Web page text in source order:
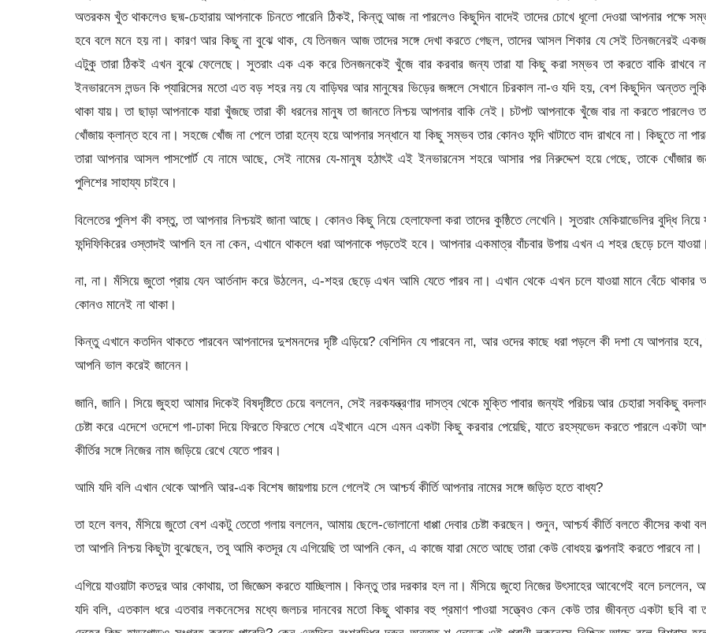
অতরকম খুঁত থাকলেও ছদ্ম-চেহারায় আপনাকে চিনতে পারেনি ঠিকই, কিন্তু আজ না পারলেও কিছুদিন বাদেই তাদের চোখে ধূলো দেওয়া আপনার পক্ষে
হবে বলে মনে হয় না। কারণ আর কিছু না বুঝে থাক, যে তিনজন আজ তাদের সঙ্গে দেখা করতে গেছল, তাদের আসল শিকার যে সেই তিনজনেরই
এটুকু তারা ঠিকই এখন বুঝে ফেলেছে। সুতরাং এক এক করে তিনজনকেই খুঁজে বার করবার জন্য তারা যা কিছু করা সম্ভব তা করতে বাকি রাখবে
ইনভারনেস লন্ডন কি প্যারিসের মতো এত বড় শহর নয় যে বাড়িঘর আর মানুষের ভিড়ের জঙ্গলে সেখানে চিরকাল না-ও যদি হয়, বেশ কিছুদিন অন্তত
থাকা যায়। তা ছাড়া আপনাকে যারা খুঁজছে তারা কী ধরনের মানুষ তা জানতে নিশ্চয় আপনার বাকি নেই। চটপট আপনাকে খুঁজে বার না করতে পারলেও
খোঁজায় ক্লান্ত হবে না। সহজে খোঁজ না পেলে তারা হন্যে হয়ে আপনার সন্ধানে যা কিছু সম্ভব তার কোনও ফন্দি খাটাতে বাদ রাখবে না। কিছুতে না
তারা আপনার আসল পাসপোর্ট যে নামে আছে, সেই নামের যে-মানুষ হঠাৎই এই ইনভারনেস শহরে আসার পর নিরুদ্দেশ হয়ে গেছে, তাকে খোঁজার
পুলিশের সাহায্য চাইবে।
বিলেতের পুলিশ কী বস্তু, তা আপনার নিশ্চয়ই জানা আছে। কোনও কিছু নিয়ে হেলাফেলা করা তাদের কুষ্ঠিতে লেখেনি। সুতরাং মেকিয়াভেলির বুদ্ধি নিয়ে
ফন্দিফিকিরের ওস্তাদই আপনি হন না কেন, এখানে থাকলে ধরা আপনাকে পড়তেই হবে। আপনার একমাত্র বাঁচবার উপায় এখন এ শহর ছেড়ে চলে যাওয়া।
না, না। মঁসিয়ে জুতো প্রায় যেন আর্তনাদ করে উঠলেন, এ-শহর ছেড়ে এখন আমি যেতে পারব না। এখান থেকে এখন চলে যাওয়া মানে বেঁচে থাকার
কোনও মানেই না থাকা।
কিন্তু এখানে কতদিন থাকতে পারবেন আপনাদের দুশমনদের দৃষ্টি এড়িয়ে? বেশিদিন যে পারবেন না, আর ওদের কাছে ধরা পড়লে কী দশা যে আপনার হবে,
আপনি ভাল করেই জানেন।
জানি, জানি। সিয়ে জুহহা আমার দিকেই বিষদৃষ্টিতে চেয়ে বললেন, সেই নরকযন্ত্রণার দাসত্ব থেকে মুক্তি পাবার জন্যই পরিচয় আর চেহারা সবকিছু
চেষ্টা করে এদেশে ওদেশে গা-ঢাকা দিয়ে ফিরতে ফিরতে শেষে এইখানে এসে এমন একটা কিছু করবার পেয়েছি, যাতে রহস্যভেদ করতে পারলে একটা
কীর্তির সঙ্গে নিজের নাম জড়িয়ে রেখে যেতে পারব।
আমি যদি বলি এখান থেকে আপনি আর-এক বিশেষ জায়গায় চলে গেলেই সে আশ্চর্য কীর্তি আপনার নামের সঙ্গে জড়িত হতে বাধ্য?
তা হলে বলব, মঁসিয়ে জুতো বেশ একটু তেতো গলায় বললেন, আমায় ছেলে-ভোলানো ধাপ্পা দেবার চেষ্টা করছেন। শুনুন, আশ্চর্য কীর্তি বলতে কীসের কথা
তা আপনি নিশ্চয় কিছুটা বুঝেছেন, তবু আমি কতদূর যে এগিয়েছি তা আপনি কেন, এ কাজে যারা মেতে আছে তারা কেউ বোধহয় কল্পনাই করতে পারবে না।
এগিয়ে যাওয়াটা কতদুর আর কোথায়, তা জিজ্ঞেস করতে যাচ্ছিলাম। কিন্তু তার দরকার হল না। মঁসিয়ে জুহো নিজের উৎসাহের আবেগেই বলে চললেন,
যদি বলি, এতকাল ধরে এতবার লকনেসের মধ্যে জলচর দানবের মতো কিছু থাকার বহু প্রমাণ পাওয়া সত্ত্বেও কেন কেউ তার জীবন্ত একটা ছবি বা